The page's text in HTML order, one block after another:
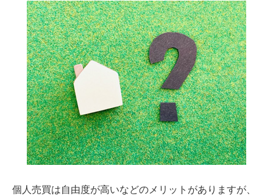
個人売買は自由度が高いなどのメリットがありますが、